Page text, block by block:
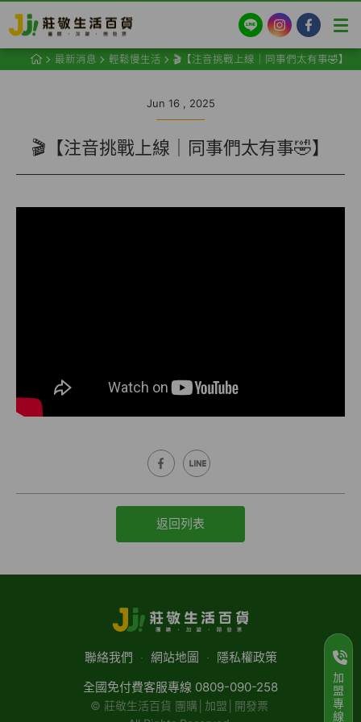
LINE InstagramFacebook
最新消息 輕鬆慢生活 🎬【注音挑戰上線｜同事們太有事🤣】
Jun 16 , 2025
🎬【注音挑戰上線｜同事們太有事🤣】
返回列表
聯絡我們 ‧ 網站地圖 ‧ 隱私權政策
全國免付費客服專線 0809-090-258
© 莊敬生活百貨 團購│加盟│開發票
加
盟
專
線